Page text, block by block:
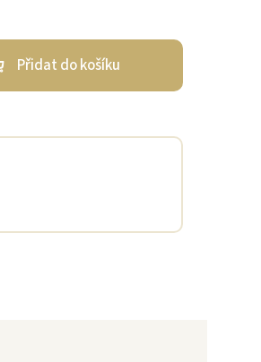
Přidat do košíku